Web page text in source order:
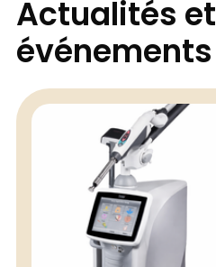
Actualités et
événements